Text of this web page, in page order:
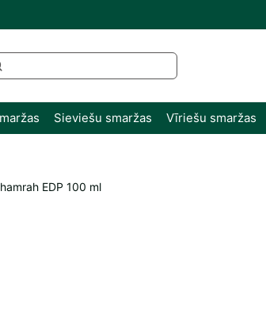
Sieviešu smaržas Vīriešu smaržas
EDP 100 ml